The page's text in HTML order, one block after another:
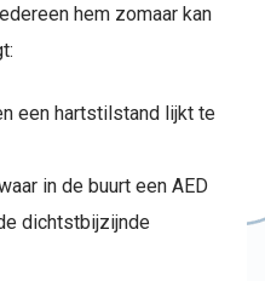
hem zomaar kan
een hartstilstand lijkt te
in de buurt een AED
dichtstbijzijnde